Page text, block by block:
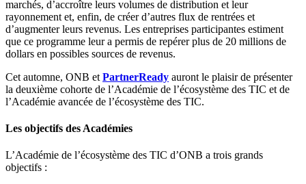
marchés, d’accroître leurs volumes de distribution et leur
rayonnement et, enfin, de créer d’autres flux de rentrées et
d’augmenter leurs revenus. Les entreprises participantes estiment
que ce programme leur a permis de repérer plus de 20 millions de
dollars en possibles sources de revenus.
Cet automne, ONB et PartnerReady auront le plaisir de présenter
la deuxième cohorte de l’Académie de l’écosystème des TIC et de
l’Académie avancée de l’écosystème des TIC.
Les objectifs des Académies
L’Académie de l’écosystème des TIC d’ONB a trois grands
objectifs :